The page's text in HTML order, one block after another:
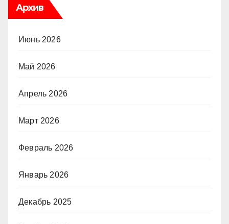
Архив
Июнь 2026
Май 2026
Апрель 2026
Март 2026
Февраль 2026
Январь 2026
Декабрь 2025